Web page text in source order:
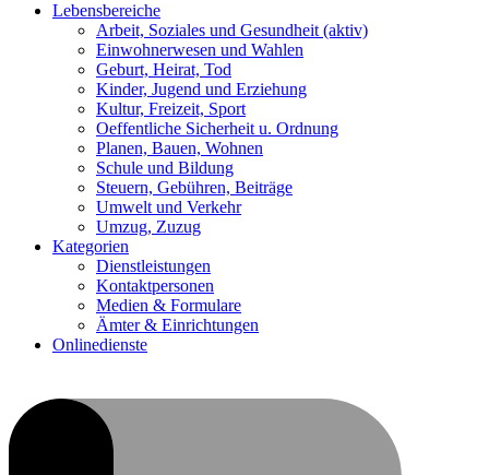
Lebensbereiche
Arbeit, Soziales und Gesundheit (aktiv)
Einwohnerwesen und Wahlen
Geburt, Heirat, Tod
Kinder, Jugend und Erziehung
Kultur, Freizeit, Sport
Oeffentliche Sicherheit u. Ordnung
Planen, Bauen, Wohnen
Schule und Bildung
Steuern, Gebühren, Beiträge
Umwelt und Verkehr
Umzug, Zuzug
Kategorien
Dienstleistungen
Kontaktpersonen
Medien & Formulare
Ämter & Einrichtungen
Onlinedienste